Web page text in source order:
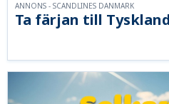
Ta färjan till
ANNONS - SCANDLINES DANMARK